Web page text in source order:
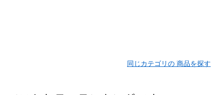
同じカテゴリの 商品を探す